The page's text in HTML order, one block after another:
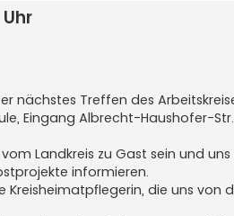
nächstes Treffen des
Eingang Albrecht-Haushofer-Str.
vom Landkreis zu Gast sein und
informieren.
Kreisheimatpflegerin, die uns von